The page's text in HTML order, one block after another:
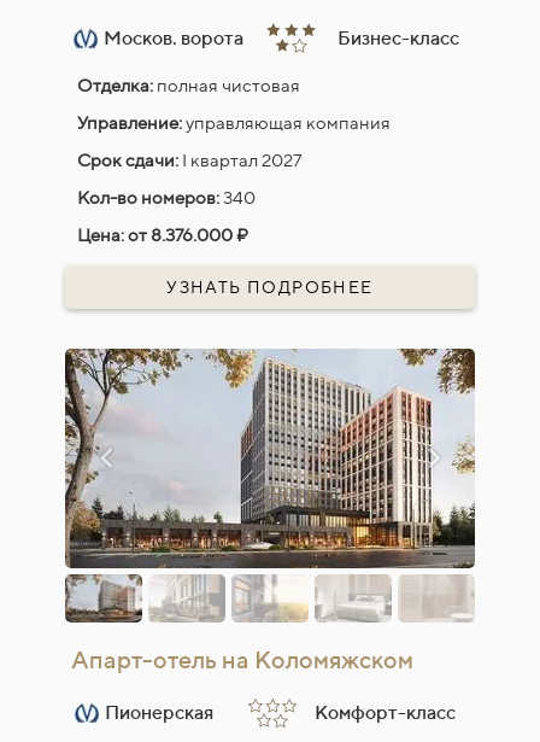
Апарт-отель на Коломяжском
Пионерская Комфорт-класс
Москов. ворота Бизнес-класс
Отделка: полная чистовая
Управление:управляющая компания
Срок сдачи: I квартал 2027
Кол-во номеров:340
Цена:от 8.376.000 ₽
УЗНАТЬ ПОДРОБНЕЕ